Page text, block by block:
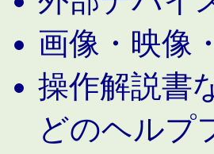
画像・映像
操作解説書
どのヘルプ